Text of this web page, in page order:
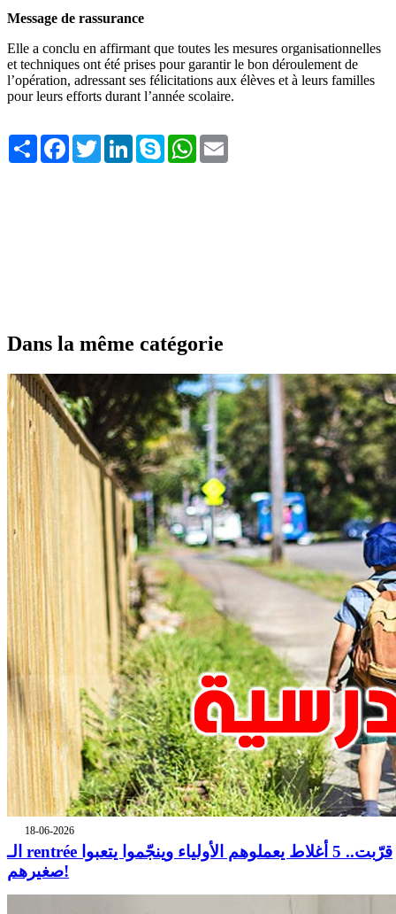
Message de rassurance
Elle a conclu en affirmant que toutes les mesures organisationnelles
et techniques ont été prises pour garantir le bon déroulement de
l’opération, adressant ses félicitations aux élèves et à leurs familles
pour leurs efforts durant l’année scolaire.
Share FacebookTwitterLinkedInSkype WhatsApp
Dans la même catégorie
18-06-2026
الـ rentrée قرّبت.. 5 أغلاط يعملوهم الأولياء وينجّموا يتعبوا
صغيرهم!